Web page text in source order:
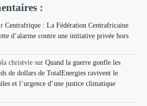
:
Centrafrique : La Fédération Centrafricaine
d’alarme contre une initiative privée hors
christvie surQuand la guerre gonfle les
de dollars de TotalEnergies ravivent le
et l’urgence d’une justice climatique